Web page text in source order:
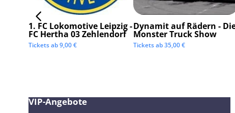
1. FC Lokomotive Leipzig -
FC Hertha 03 Zehlendorf
Tickets ab9,00€
Dynamit auf Rädern -
Monster Truck Show
Tickets ab35,00€
VIP-Angebote